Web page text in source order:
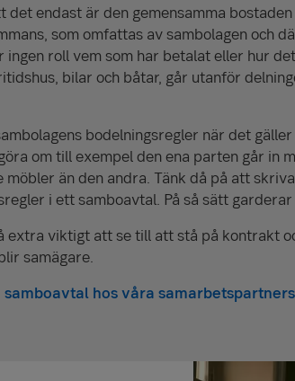
det endast är den gemensamma
som omfattas av sambolagen och
roll vem som har betalat eller hur
bilar och båtar, går utanför
bodelnings­regler när det
om till exempel den ena parten går in
än den andra. Tänk då på att
i ett sambo­avtal. På så sätt
extra viktigt att se till att stå på kontrakt
samägare.
hos våra samarbetspartners